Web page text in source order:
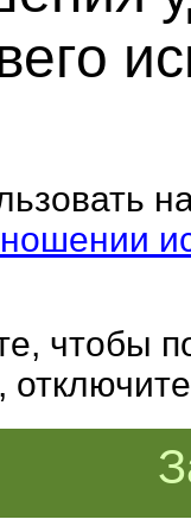
чтобы